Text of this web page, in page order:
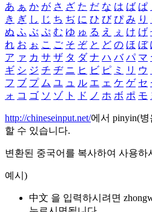
あ ぁ か が さ ざ た だ な は ば ぱ
き ぎ し じ ち ぢ に ひ び ぴ み り
ぬ ふ ぶ ぷ む ゆ ゅ る え ぇ け げ
れ お ぉ こ ご そ ぞ と ど の ほ ぼ
ア ァ カ サ ザ タ ダ ナ ハ バ パ マ
ギ シ ジ チ ヂ ニ ヒ ビ ピ ミ リ ウ
フ ブ プ ム ユ ュ ル エ ェ ケ ゲ セ
ォ コ ゴ ソ ゾ ト ド ノ ホ ボ ポ モ
http://chineseinput.net/에서 pinyin(
할 수 있습니다.
변환된 중국어를 복사하여 사용하
예시)
中文 을 입력하시려면